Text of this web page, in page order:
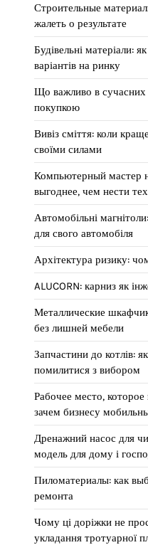
Строительные
жалеть о результате
Будівельні матеріали:
варіантів на ринку
Що важливо в
покупкою
Вивіз сміття: коли
своїми силами
Компьютерный мастер
выгоднее, чем нести
Автомобільні
для свого автомобіля
Архітектура ризику:
ALUCORN: карниз як
Металлические
без лишней мебели
Запчастини до котлів:
помилитися з вибором
Рабочее место,
зачем бизнесу
Дренажний насос для
модель для дому і
Пиломатериалы: как
ремонта
Чому ці доріжки не
укладання тротуарної